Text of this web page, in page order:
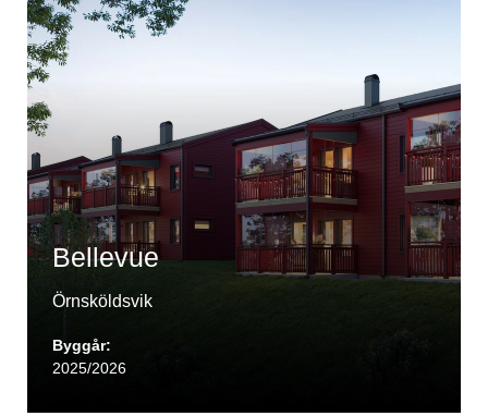
Bellevue
Örnsköldsvik
Byggår:
2025/2026